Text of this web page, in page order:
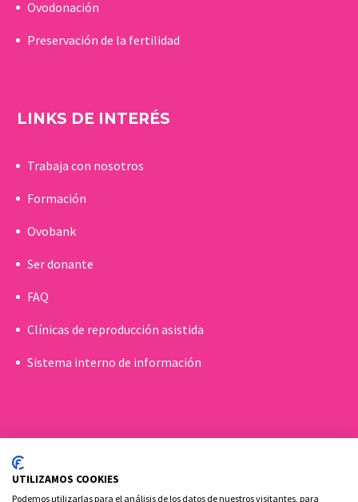
Ovodonación
Preservación de la fertilidad
LINKS DE INTERÉS
Trabaja con nosotros
Formación
Ovobank
Ser donante
FAQ
Clínicas de reproducción asistida
Sistema interno de información
UTILIZAMOS COOKIES
Podemos utilizarlas para el análisis de los datos de nuestros visitantes, para